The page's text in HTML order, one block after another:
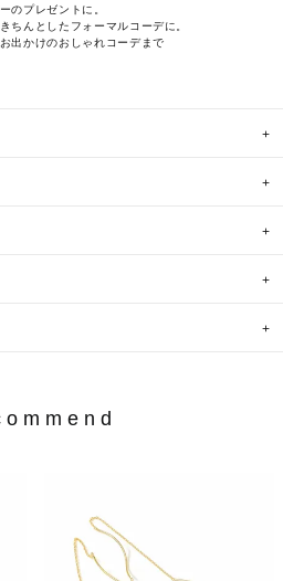
のプレゼントに。
ちんとしたフォーマルコーデに。
出かけのおしゃれコーデまで